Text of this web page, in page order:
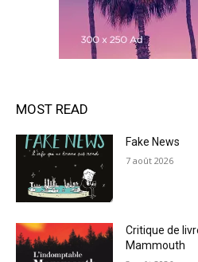
MOST READ
Fake News
7 août 2026
Critique de
Mammouth